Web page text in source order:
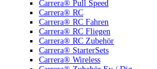
Carrera® Pull Speed
Carrera® RC
Carrera® RC Fahren
Carrera® RC Fliegen
Carrera® RC Zubehör
Carrera® StarterSets
Carrera® Wireless